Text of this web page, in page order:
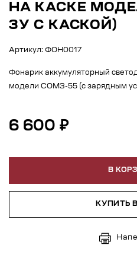
НА КАСКЕ
ЗУ С КАСКОЙ)
Артикул: ФОН0017
Фонарик аккумуляторный
модели СОМЗ-55 (с зарядным
6 600 ₽
В
КУПИТЬ